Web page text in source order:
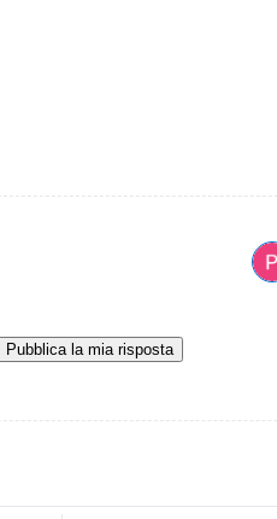
Pubblica la mia risposta